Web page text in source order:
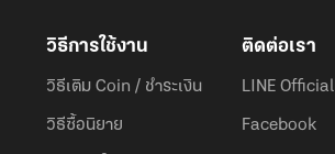
วิธีการใช้งาน
วิธีเติม Coin / ชำระเงิน
วิธีซื้อนิยาย
ติดต่อเรา
LINE Official
Facebook